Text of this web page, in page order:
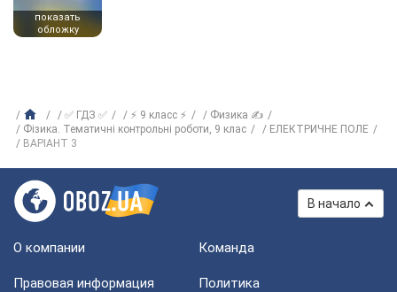
показать
обложку
✅ ГДЗ ✅ ⚡ 9 класс ⚡
Физика ✍
Фізика. Тематичні контрольні роботи, 9 клас
ЕЛЕКТРИЧНЕ ПОЛЕ
ВАРIАНТ 3
В начало
О компании Команда
Правовая информация
Политика